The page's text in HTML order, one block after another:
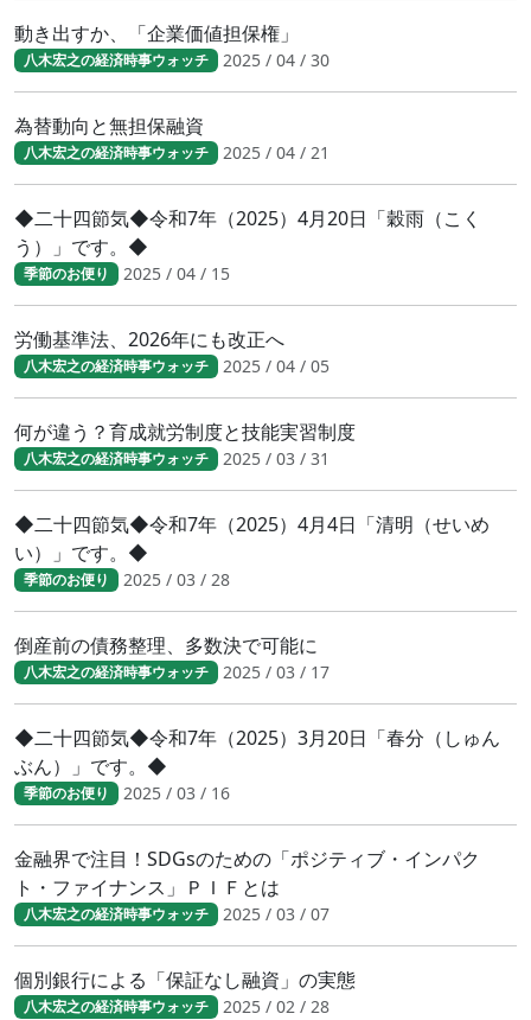
動き出すか、「企業価値担保権」
八木宏之の経済時事ウォッチ 2025 / 04 / 30
為替動向と無担保融資
八木宏之の経済時事ウォッチ 2025 / 04 / 21
◆二十四節気◆令和7年（2025）4月20日「穀雨（こく
う）」です。◆
季節のお便り 2025 / 04 / 15
労働基準法、2026年にも改正へ
八木宏之の経済時事ウォッチ 2025 / 04 / 05
何が違う？育成就労制度と技能実習制度
八木宏之の経済時事ウォッチ 2025 / 03 / 31
◆二十四節気◆令和7年（2025）4月4日「清明（せいめ
い）」です。◆
季節のお便り 2025 / 03 / 28
倒産前の債務整理、多数決で可能に
八木宏之の経済時事ウォッチ 2025 / 03 / 17
◆二十四節気◆令和7年（2025）3月20日「春分（しゅん
ぶん）」です。◆
季節のお便り 2025 / 03 / 16
金融界で注目！SDGsのための「ポジティブ・インパク
ト・ファイナンス」ＰＩＦとは
八木宏之の経済時事ウォッチ 2025 / 03 / 07
個別銀行による「保証なし融資」の実態
八木宏之の経済時事ウォッチ 2025 / 02 / 28